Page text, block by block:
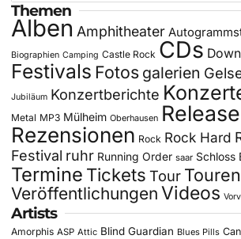
Themen
Alben Amphitheater
Biographien Camping Castle Rock CDs
Festivals Fotos galerien
Jubiläum Konzertberichte
Metal MP3 Mülheim Oberhausen
Rezensionen Rock Rock Hard
Festival ruhr Running Order saar Schloss
Termine Tickets Tour Touren
Veröffentlichungen Videos
Artists
Amorphis ASP Attic Blind Guardian Blues Pills